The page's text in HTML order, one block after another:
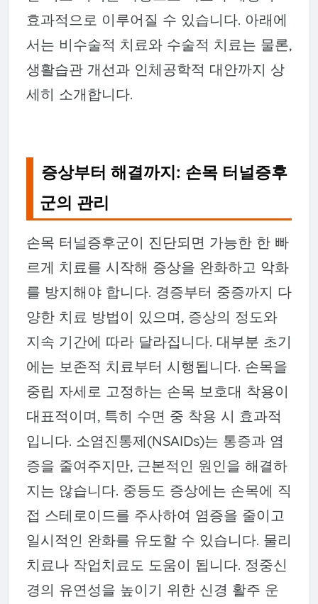
효과적으로 이루어질 수 있습니다. 아래에
서는 비수술적 치료와 수술적 치료는 물론,
생활습관 개선과 인체공학적 대안까지 상
세히 소개합니다.
증상부터 해결까지: 손목 터널증후
군의 관리
손목 터널증후군이 진단되면 가능한 한 빠
르게 치료를 시작해 증상을 완화하고 악화
를 방지해야 합니다. 경증부터 중증까지 다
양한 치료 방법이 있으며, 증상의 정도와
지속 기간에 따라 달라집니다. 대부분 초기
에는 보존적 치료부터 시행됩니다. 손목을
중립 자세로 고정하는 손목 보호대 착용이
대표적이며, 특히 수면 중 착용 시 효과적
입니다. 소염진통제(NSAIDs)는 통증과 염
증을 줄여주지만, 근본적인 원인을 해결하
지는 않습니다. 중등도 증상에는 손목에 직
접 스테로이드를 주사하여 염증을 줄이고
일시적인 완화를 유도할 수 있습니다. 물리
치료나 작업치료도 도움이 됩니다. 정중신
경의 유연성을 높이기 위한 신경 활주 운